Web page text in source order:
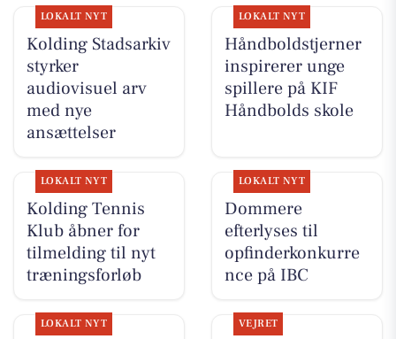
LOKALT NYT
Kolding Stadsarkiv
styrker
audiovisuel arv
med nye
ansættelser
LOKALT NYT
Håndboldstjerner
inspirerer unge
spillere på KIF
Håndbolds skole
LOKALT NYT
Kolding Tennis
Klub åbner for
tilmelding til nyt
træningsforløb
LOKALT NYT
Dommere
efterlyses til
opfinderkonkurre
nce på IBC
LOKALT NYT VEJRET